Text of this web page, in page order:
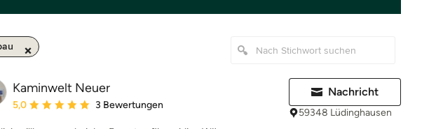
Kaminwelt Neuer
Durchschnittliche Bewertung: 5 von 5 Sternen
5,0 3 Bewertungen
Nachricht
59348 Lüdinghausen